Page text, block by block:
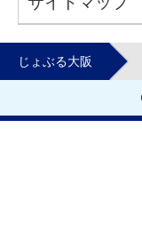
じょぶる大阪